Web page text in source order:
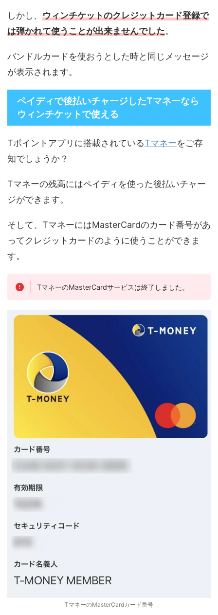
しかし、 ウィンチケットのクレジットカード登録で
は弾かれて使うことが出来ませんでした。
バンドルカードを使おうとした時と同じメッセージ
が表示されます。
ペイディで後払いチャージしたTマネーなら
ウィンチケットで使える
Tポイントアプリに搭載されているTマネーをご存
知でしょうか？
Tマネーの残高にはペイディを使った後払いチャー
ジができます。
そして、TマネーにはMasterCardのカード番号があ
ってクレジットカードのように使うことができま
す。
TマネーのMasterCardサービスは終了しました。
TマネーのMasterCardカード番号